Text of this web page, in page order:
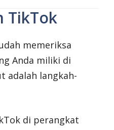
TikTok
memeriksa
Anda miliki di
adalah langkah-
di perangkat